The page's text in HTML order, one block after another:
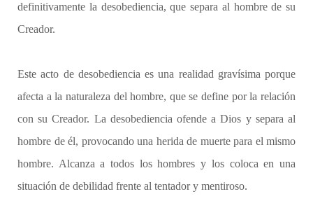
definitivamente la desobediencia, que separa al hombre de su
Creador.
Este acto de desobediencia es una realidad gravísima porque
afecta a la naturaleza del hombre, que se define por la relación
con su Creador. La desobediencia ofende a Dios y separa al
hombre de él, provocando una herida de muerte para el mismo
hombre. Alcanza a todos los hombres y los coloca en una
situación de debilidad frente al tentador y mentiroso.